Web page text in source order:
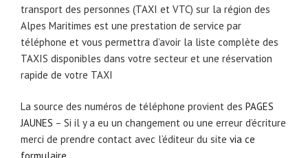
transport des personnes (TAXI et VTC) sur la région des
Alpes Maritimes est une prestation de service par
téléphone et vous permettra d’avoir la liste complète des
TAXIS disponibles dans votre secteur et une réservation
rapide de votre TAXI
La source des numéros de téléphone provient des PAGES
JAUNES – Si il y a eu un changement ou une erreur d’écriture
merci de prendre contact avec l’éditeur du site via ce